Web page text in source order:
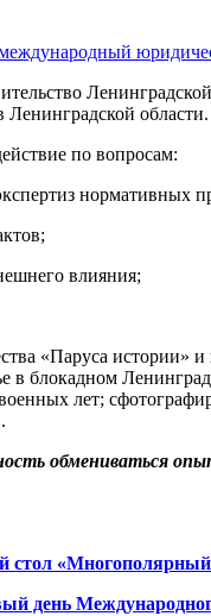
Ленинградской области.
по вопросам:
нормативных
влияния;
«Паруса
в блокадном
лет;
обмениваться
«Многополярный
день